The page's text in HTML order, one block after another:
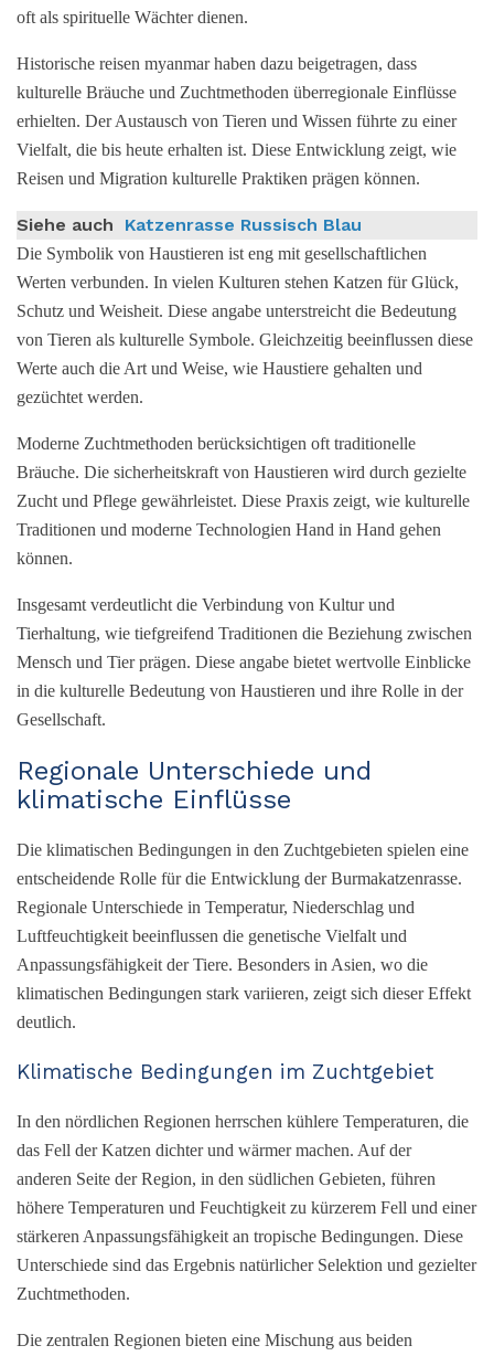
oft als spirituelle Wächter dienen.
Historische reisen myanmar haben dazu beigetragen, dass
kulturelle Bräuche und Zuchtmethoden überregionale Einflüsse
erhielten. Der Austausch von Tieren und Wissen führte zu einer
Vielfalt, die bis heute erhalten ist. Diese Entwicklung zeigt, wie
Reisen und Migration kulturelle Praktiken prägen können.
Siehe auch Katzenrasse Russisch Blau
Die Symbolik von Haustieren ist eng mit gesellschaftlichen
Werten verbunden. In vielen Kulturen stehen Katzen für Glück,
Schutz und Weisheit. Diese angabe unterstreicht die Bedeutung
von Tieren als kulturelle Symbole. Gleichzeitig beeinflussen diese
Werte auch die Art und Weise, wie Haustiere gehalten und
gezüchtet werden.
Moderne Zuchtmethoden berücksichtigen oft traditionelle
Bräuche. Die sicherheitskraft von Haustieren wird durch gezielte
Zucht und Pflege gewährleistet. Diese Praxis zeigt, wie kulturelle
Traditionen und moderne Technologien Hand in Hand gehen
können.
Insgesamt verdeutlicht die Verbindung von Kultur und
Tierhaltung, wie tiefgreifend Traditionen die Beziehung zwischen
Mensch und Tier prägen. Diese angabe bietet wertvolle Einblicke
in die kulturelle Bedeutung von Haustieren und ihre Rolle in der
Gesellschaft.
Regionale Unterschiede und
klimatische Einflüsse
Die klimatischen Bedingungen in den Zuchtgebieten spielen eine
entscheidende Rolle für die Entwicklung der Burmakatzenrasse.
Regionale Unterschiede in Temperatur, Niederschlag und
Luftfeuchtigkeit beeinflussen die genetische Vielfalt und
Anpassungsfähigkeit der Tiere. Besonders in Asien, wo die
klimatischen Bedingungen stark variieren, zeigt sich dieser Effekt
deutlich.
Klimatische Bedingungen im Zuchtgebiet
In den nördlichen Regionen herrschen kühlere Temperaturen, die
das Fell der Katzen dichter und wärmer machen. Auf der
anderen Seite der Region, in den südlichen Gebieten, führen
höhere Temperaturen und Feuchtigkeit zu kürzerem Fell und einer
stärkeren Anpassungsfähigkeit an tropische Bedingungen. Diese
Unterschiede sind das Ergebnis natürlicher Selektion und gezielter
Zuchtmethoden.
Die zentralen Regionen bieten eine Mischung aus beiden